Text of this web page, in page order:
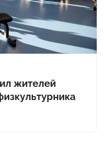
жителей